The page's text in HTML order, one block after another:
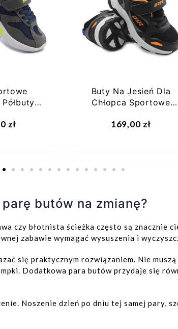
zł
Buty Na Jesień Dla
Chłopca Sportowe
11602002
169,00 zł
butów na zmianę?
czy błotnista ścieżka często są znacznie
zabawie wymagać wysuszenia i
się praktycznym rozwiązaniem. Nie
Dodatkowa para butów przydaje się
Noszenie dzień po dniu tej samej pary,